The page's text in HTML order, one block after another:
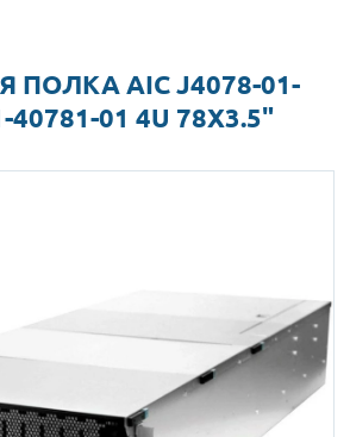
ПОЛКА AIC J4078-01-
40781-01 4U 78X3.5"